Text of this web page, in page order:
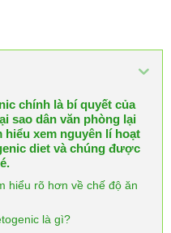
chính là bí quyết của
sao dân văn phòng lại
xem nguyên lí hoạt
diet và chúng được
hiểu rõ hơn về chế độ ăn
là gì?